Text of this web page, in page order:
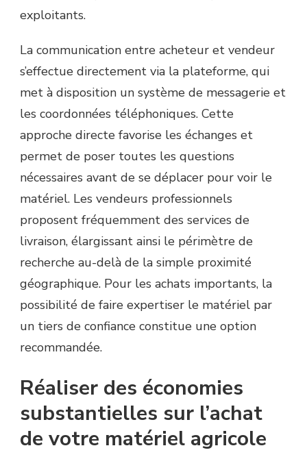
exploitants.
La communication entre acheteur et vendeur
s’effectue directement via la plateforme, qui
met à disposition un système de messagerie et
les coordonnées téléphoniques. Cette
approche directe favorise les échanges et
permet de poser toutes les questions
nécessaires avant de se déplacer pour voir le
matériel. Les vendeurs professionnels
proposent fréquemment des services de
livraison, élargissant ainsi le périmètre de
recherche au-delà de la simple proximité
géographique. Pour les achats importants, la
possibilité de faire expertiser le matériel par
un tiers de confiance constitue une option
recommandée.
Réaliser des économies
substantielles sur l’achat
de votre matériel agricole